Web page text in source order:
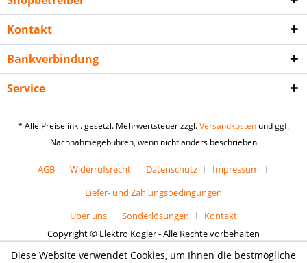
Kontakt
Bankverbindung
Service
* Alle Preise inkl. gesetzl. Mehrwertsteuer zzgl.Versandkosten und ggf.
Nachnahmegebühren, wenn nicht anders beschrieben
AGB Widerrufsrecht Datenschutz
Impressum
Liefer- und Zahlungsbedingungen
Über uns
Sonderlösungen
Kontakt
Copyright © Elektro Kogler - Alle Rechte vorbehalten
Diese Website verwendet Cookies, um Ihnen die bestmögliche